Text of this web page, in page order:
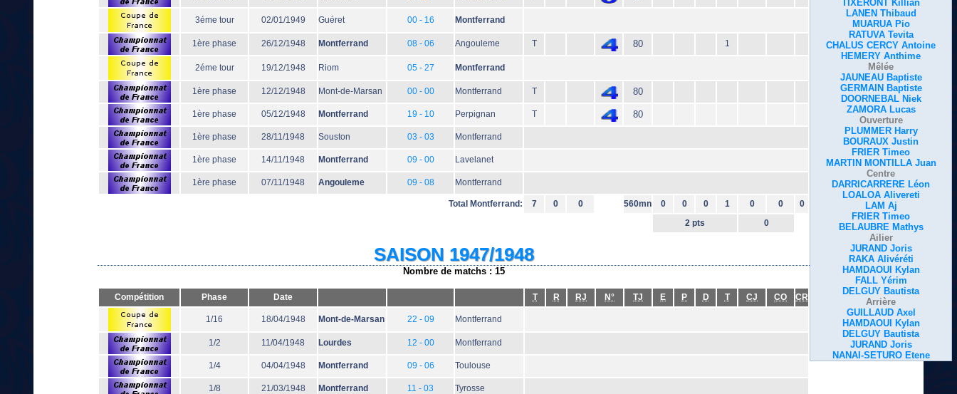
TIXERONT Killian
LANEN Thibaud
MUARUA Pio
RATUVA Tevita
CHALUS CERCY Antoine
HEMERY Anthime
Mêlée
JAUNEAU Baptiste
GERMAIN Baptiste
DOORNEBAL Niek
ZAMORA Lucas
Ouverture
PLUMMER Harry
BOURAUX Justin
FRIER Timeo
MARTIN MONTILLA Juan
Centre
DARRICARRERE Léon
LOALOA Alivereti
LAM Aj
FRIER Timeo
BELAUBRE Mathys
Ailier
JURAND Joris
RAKA Alivéréti
HAMDAOUI Kylan
FALL Yérim
DELGUY Bautista
Arrière
GUILLAUD Axel
HAMDAOUI Kylan
DELGUY Bautista
JURAND Joris
NANAI-SETURO Etene
3éme tour 02/01/1949 Guéret 00 - 16 Montferrand
1ère phase 26/12/1948 Montferrand 08 - 06 Angouleme T 80 1
2éme tour 19/12/1948 Riom 05 - 27 Montferrand
1ère phase 12/12/1948 Mont-de-Marsan 00 - 00 Montferrand T 80
1ère phase 05/12/1948 Montferrand 19 - 10 Perpignan T 80
1ère phase 28/11/1948 Souston 03 - 03 Montferrand
1ère phase 14/11/1948 Montferrand 09 - 00 Lavelanet
1ère phase 07/11/1948 Angouleme 09 - 08 Montferrand
Total Montferrand: 7 0 0 560mn 0 0 0 1 0 0
0
2 pts
0
SAISON 1947/1948
Nombre de matchs : 15
Compétition Phase Date T R RJ N° TJ E P D T CJ CO CR
1/16 18/04/1948 Mont-de-Marsan 22 - 09 Montferrand
1/2 11/04/1948 Lourdes 12 - 00 Montferrand
1/4 04/04/1948 Montferrand 09 - 06 Toulouse
1/8 21/03/1948 Montferrand 11 - 03 Tyrosse